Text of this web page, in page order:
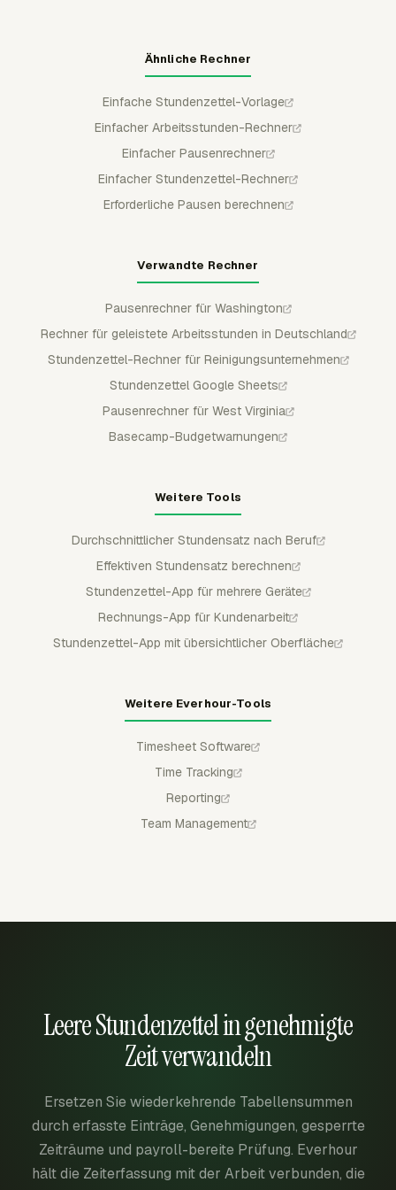
Ähnliche Rechner
Einfache Stundenzettel-Vorlage
Einfacher Arbeitsstunden-Rechner
Einfacher Pausenrechner
Einfacher Stundenzettel-Rechner
Erforderliche Pausen berechnen
Verwandte Rechner
Pausenrechner für Washington
Rechner für geleistete Arbeitsstunden in Deutschland
Stundenzettel-Rechner für Reinigungsunternehmen
Stundenzettel Google Sheets
Pausenrechner für West Virginia
Basecamp-Budgetwarnungen
Weitere Tools
Durchschnittlicher Stundensatz nach Beruf
Effektiven Stundensatz berechnen
Stundenzettel-App für mehrere Geräte
Rechnungs-App für Kundenarbeit
Stundenzettel-App mit übersichtlicher Oberfläche
Weitere Everhour-Tools
Timesheet Software
Time Tracking
Reporting
Team Management
Leere Stundenzettel in genehmigte
Zeit verwandeln
Ersetzen Sie wiederkehrende Tabellensummen
durch erfasste Einträge, Genehmigungen, gesperrte
Zeiträume und payroll-bereite Prüfung. Everhour
hält die Zeiterfassung mit der Arbeit verbunden, die